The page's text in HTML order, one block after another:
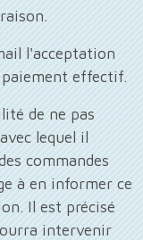
l'acceptation
paiement effectif.
de ne pas
lequel il
commandes
à en informer ce
Il est précisé
intervenir